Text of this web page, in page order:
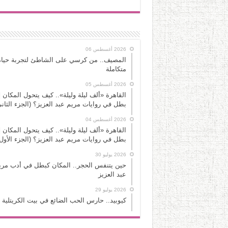
2026 أغسطس 06
المصيف.. من كرسي على الشاطئ لتجربة
متكاملة
2026 أغسطس 05
القاهرة «ألف ليلة وليلة».. كيف يتحول المكان
بطل في روايات مريم عبد العزيز؟ (الجزء
2026 أغسطس 04
القاهرة «ألف ليلة وليلة».. كيف يتحول المكان
بطل في روايات مريم عبد العزيز؟ (الجزء
2026 يوليو 30
حين يتنفس الحجر.. المكان كبطل في أدب
عبد العزيز
2026 يوليو 29
كيوبيد.. حارس الحب الضائع في بيت الكريتلية